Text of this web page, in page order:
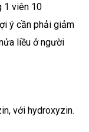
1 viên 10
ý cần phải giảm
liều ở người
với hydroxyzin.